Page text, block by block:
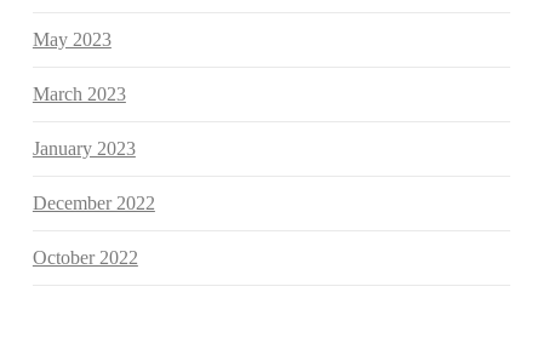
May 2023
March 2023
January 2023
December 2022
October 2022